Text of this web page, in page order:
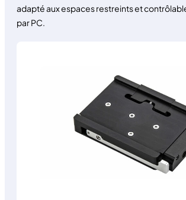
adapté aux espaces restreints et
par PC.